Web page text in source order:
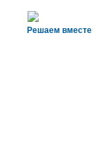
Решаем вместе